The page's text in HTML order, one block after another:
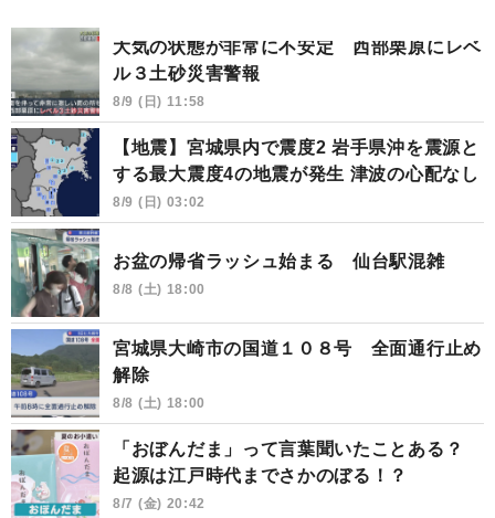
大気の状態が非常に不安定 西部栗原にレベ
ル３土砂災害警報
8/9 (日) 11:58
【地震】宮城県内で震度2 岩手県沖を震源と
する最大震度4の地震が発生 津波の心配なし
8/9 (日) 03:02
お盆の帰省ラッシュ始まる 仙台駅混雑
8/8 (土) 18:00
宮城県大崎市の国道１０８号 全面通行止め
解除
8/8 (土) 18:00
「おぼんだま」って言葉聞いたことある？
起源は江戸時代までさかのぼる！？
8/7 (金) 20:42